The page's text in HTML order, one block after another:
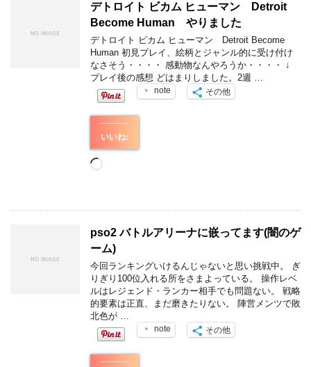
デトロイト ビカム ヒューマン Detroit
Become Human やりました
デトロイト ビカム ヒューマン Detroit Become
Human 初見プレイ、絵柄とジャンル的に受け付け
なさそう・・・・ 感動物なんやろうか・・・・ ↓
プレイ後の感想 どはまりしました。2週 …
note その他
いいね:
読
み
pso2 バトルアリーナに嵌ってます(闇のゲ
ーム)
今回ランキングいけるんじゃないと思い挑戦中。 ぎ
りぎり100位入れる所をさまよっている。 操作レベ
ルはレジェンド・ランカー相手でも問題ない。 戦略
的要素は正直、まだ磨きたりない。 陣営メンツで敗
北色が …
note その他